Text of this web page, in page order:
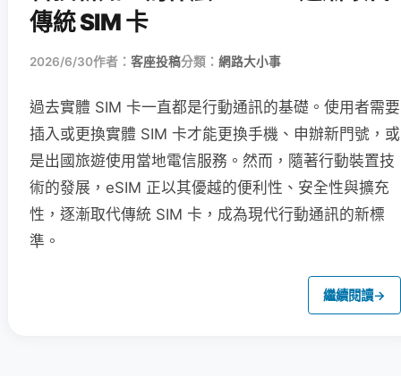
傳統 SIM 卡
2026/6/30作者： 客座投稿分類： 網路大小事
過去實體 SIM 卡一直都是行動通訊的基礎。使用者需要
插入或更換實體 SIM 卡才能更換手機、申辦新門號，或
是出國旅遊使用當地電信服務。然而，隨著行動裝置技
術的發展，eSIM 正以其優越的便利性、安全性與擴充
性，逐漸取代傳統 SIM 卡，成為現代行動通訊的新標
準。
繼續閱讀→